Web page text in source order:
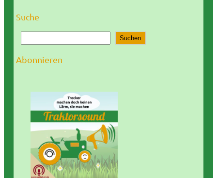
Suche
u
c
Suchen
Abonnieren